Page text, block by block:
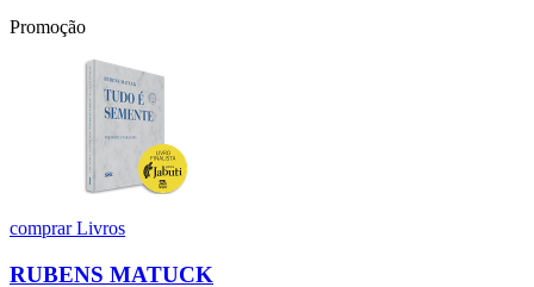
Promoção
comprarLivros
RUBENS MATUCK